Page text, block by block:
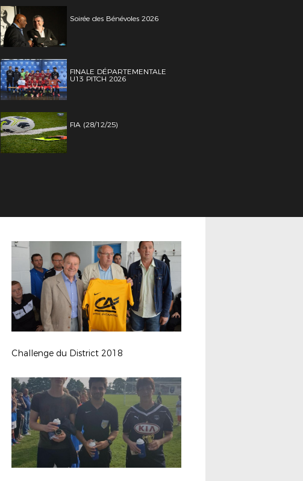
Soirée des Bénévoles 2026
FINALE DÉPARTEMENTALE
U13 PITCH 2026
FIA (28/12/25)
Challenge du District 2018